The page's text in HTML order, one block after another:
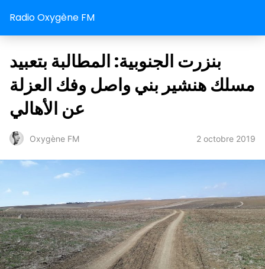
Radio Oxygène FM
بنزرت الجنوبية: المطالبة بتعبيد
مسلك هنشير بني واصل وفك العزلة
عن الأهالي
Oxygène FM 2 octobre 2019